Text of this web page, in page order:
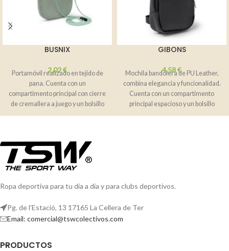
BUSNIX
2,02€
Portamóvil realizado en tejido de
pana. Cuenta con un
compartimento principal con cierre
de cremallera a juego y un bolsillo
GIBONS
4,58€
Mochila bandolera de PU Leather,
combina elegancia y funcionalidad.
Cuenta con un compartimento
principal espacioso y un bolsillo
exterior frontal,
Ropa deportiva para tu día a día y para clubs deportivos.
Pg. de l'Estació, 13 17165 La Cellera de Ter
Email: comercial@tswcolectivos.com
PRODUCTOS